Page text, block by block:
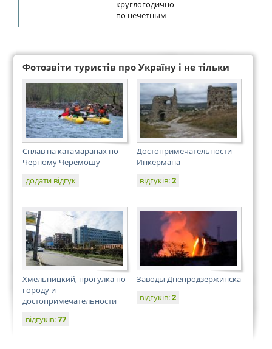
круглогодично
по нечетным
Фотозвіти туристів про Україну і не тільки
Сплав на катамаранах по
Чёрному Черемошу
додати відгук
Достопримечательности
Инкермана
відгуків:2
Хмельницкий, прогулка по
городу и
достопримечательности
відгуків:77
Заводы Днепродзержинска
відгуків:2